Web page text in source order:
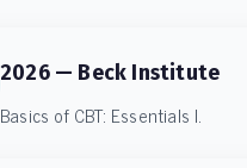
2026 — Beck Institute
Basics of CBT: Essentials I.